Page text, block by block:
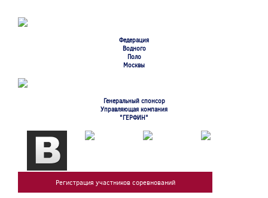
основному
содержанию
Федерация
Водного
Поло
Москвы
Генеральный спонсор
Управляющая компания
"ГЕРФИН"
Регистрация участников соревнований